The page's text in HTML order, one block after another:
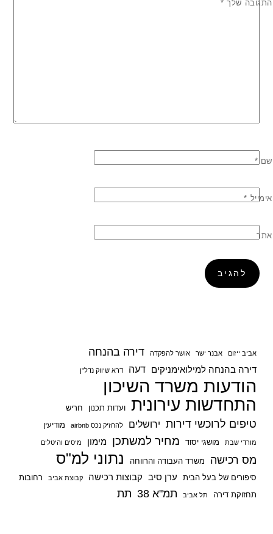
התגובה שלך *
שם *
אימייל *
אתר
אביב ייזום אבנר ישר אושר להפקדה דירה בהנחה
דירה בהנחה למילואימניקים דעה דרא שיווק נדל"ן
הודעות משרד השיכון
התחדשות עירונית ועדות תכנון חריש
טיפים לרוכשי דירות ירושלים להחזיק נכס airbnb מודיעין
מורדי שבת מושגי יסוד מחיר למשתכן מימון מיסים והיטלים
מס רכישה משרד העבודה והרווחה נתוני למ"ס
סיפורים של בעל הבית ערן סיב קבוצות רכישה קבוצת אביב
רחובות
תחזוקת דירה
תל אביב תמ"א 38 תת